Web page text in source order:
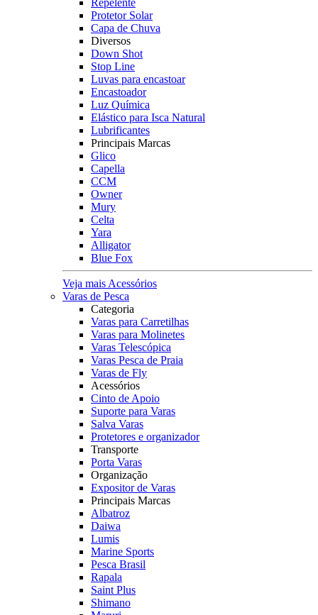
Repelente
Protetor Solar
Capa de Chuva
Diversos
Down Shot
Stop Line
Luvas para encastoar
Encastoador
Luz Química
Elástico para Isca Natural
Lubrificantes
Principais Marcas
Glico
Capella
CCM
Owner
Mury
Celta
Yara
Alligator
Blue Fox
Veja mais Acessórios
Varas de Pesca
Categoria
Varas para Carretilhas
Varas para Molinetes
Varas Telescópica
Varas Pesca de Praia
Varas de Fly
Acessórios
Cinto de Apoio
Suporte para Varas
Salva Varas
Protetores e organizador
Transporte
Porta Varas
Organização
Expositor de Varas
Principais Marcas
Albatroz
Daiwa
Lumis
Marine Sports
Pesca Brasil
Rapala
Saint Plus
Shimano